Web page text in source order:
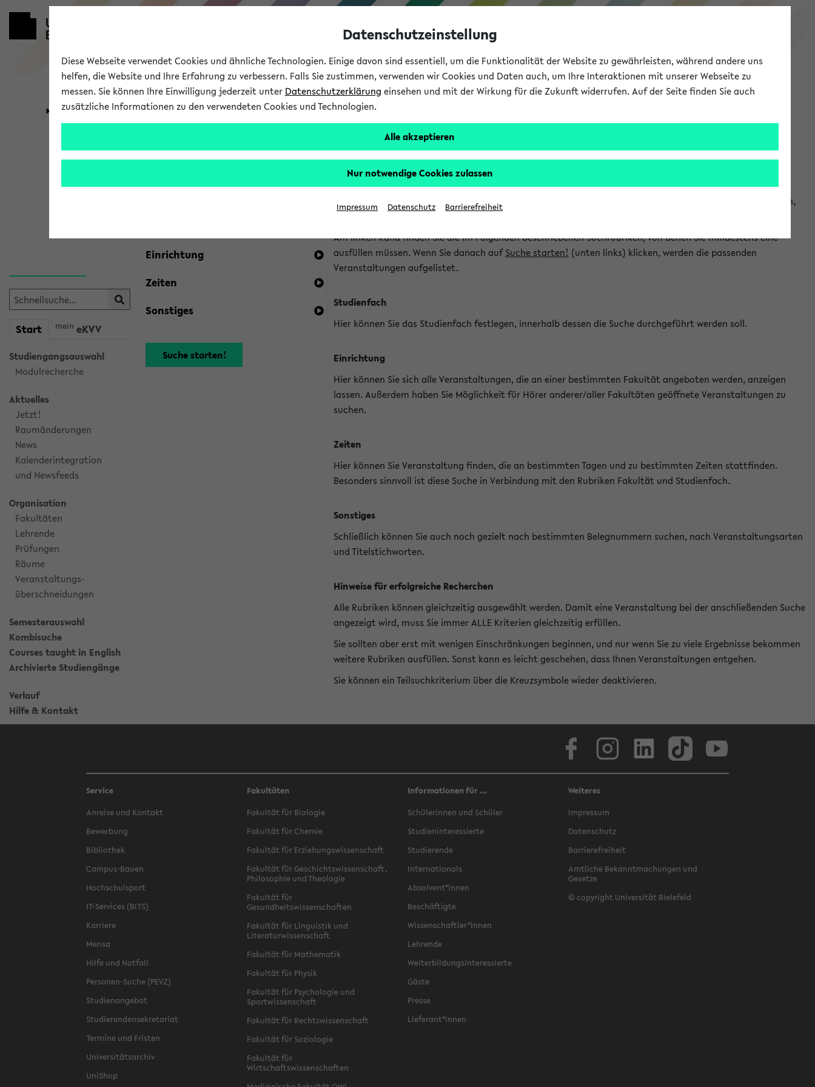
eKVV
Universität Forschung Studium
Start mein eKVV
Studiengangsauswahl
Modulrecherche
Aktuelles
Jetzt!
Raumänderungen
News
Kalenderintegration
und Newsfeeds
Organisation
Fakultäten
Lehrende
Prüfungen
Räume
Veranstaltungs-
überschneidungen
Semesterauswahl
Kombisuche
Courses taught in English
Archivierte Studiengänge
Verlauf
Hilfe & Kontakt
Kombisuche im eKVV
Ihre Suchkriterien:
Einrichtung
Zeiten
Sonstiges
Hinweise zur Kombisuche
Sie können das eKVV nach diversen Kriterien durchsuchen und so gezielt die Veranstaltungen heraussuchen,
die für Sie interessant sind.
Am linken Rand finden Sie die im Folgenden beschriebenen Suchrubriken, von denen Sie mindestens eine
ausfüllen müssen. Wenn Sie danach aufSuche starten! (unten links) klicken, werden die passenden
Veranstaltungen aufgelistet.
Studienfach
Hier können Sie das Studienfach festlegen, innerhalb dessen die Suche durchgeführt werden soll.
Einrichtung
Hier können Sie sich alle Veranstaltungen, die an einer bestimmten Fakultät angeboten werden, anzeigen
lassen. Außerdem haben Sie Möglichkeit für Hörer anderer/aller Fakultäten geöffnete Veranstaltungen zu
suchen.
Zeiten
Hier können Sie Veranstaltung finden, die an bestimmten Tagen und zu bestimmten Zeiten stattfinden.
Besonders sinnvoll ist diese Suche in Verbindung mit den Rubriken Fakultät und Studienfach.
Sonstiges
Schließlich können Sie auch noch gezielt nach bestimmten Belegnummern suchen, nach Veranstaltungsarten
und Titelstichworten.
Hinweise für erfolgreiche Recherchen
Alle Rubriken können gleichzeitig ausgewählt werden. Damit eine Veranstaltung bei der anschließenden Suche
angezeigt wird, muss Sie immer ALLE Kriterien gleichzeitig erfüllen.
Sie sollten aber erst mit wenigen Einschränkungen beginnen, und nur wenn Sie zu viele Ergebnisse bekommen
weitere Rubriken ausfüllen. Sonst kann es leicht geschehen, dass Ihnen Veranstaltungen entgehen.
Sie können ein Teilsuchkriterium über die Kreuzsymbole wieder deaktivieren.
Service
Anreise und Kontakt
Bewerbung
Bibliothek
Campus-Bauen
Hochschulsport
IT-Services (BITS)
Karriere
Mensa
Hilfe und Notfall
Personen-Suche (PEVZ)
Studienangebot
Studierendensekretariat
Termine und Fristen
Universitätsarchiv
UniShop
Fakultäten
Fakultät für Biologie
Fakultät für Chemie
Fakultät für Erziehungswissenschaft
Fakultät für Geschichtswissenschaft,
Philosophie und Theologie
Fakultät für
Gesundheitswissenschaften
Fakultät für Linguistik und
Literaturwissenschaft
Fakultät für Mathematik
Fakultät für Physik
Fakultät für Psychologie und
Sportwissenschaft
Fakultät für Rechtswissenschaft
Fakultät für Soziologie
Fakultät für
Wirtschaftswissenschaften
Informationen für ...
Schülerinnen und Schüler
Studieninteressierte
Studierende
Internationals
Absolvent*innen
Beschäftigte
Wissenschaftler*innen
Lehrende
Weiterbildungsinteressierte
Gäste
Presse
Lieferant*innen
Weiteres
Impressum
Datenschutz
Barrierefreiheit
Amtliche Bekanntmachungen und
Gesetze
© copyright Universität Bielefeld
Datenschutzeinstellung
Diese Webseite verwendet Cookies und ähnliche Technologien. Einige davon sind essentiell, um die Funktionalität der Website zu gewährleisten, während andere uns
helfen, die Website und Ihre Erfahrung zu verbessern. Falls Sie zustimmen, verwenden wir Cookies und Daten auch, um Ihre Interaktionen mit unserer Webseite zu
messen. Sie können Ihre Einwilligung jederzeit unter Datenschutzerklärung einsehen und mit der Wirkung für die Zukunft widerrufen. Auf der Seite finden Sie auch
zusätzliche Informationen zu den verwendeten Cookies und Technologien.
Alle akzeptieren
Nur notwendige Cookies zulassen
Impressum Datenschutz Barrierefreiheit